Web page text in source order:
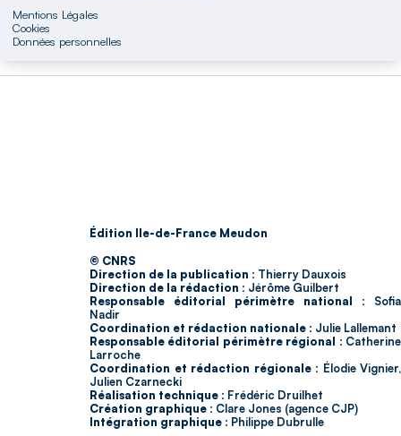
Mentions Légales
Cookies
Données personnelles
Édition Ile-de-France Meudon
© CNRS
Direction de la publication : Thierry Dauxois
Direction de la rédaction : Jérôme Guilbert
Responsable éditorial périmètre national : Sofia
Nadir
Coordination et rédaction nationale : Julie Lallemant
Responsable éditorial périmètre régional : Catherine
Larroche
Coordination et rédaction régionale : Élodie Vignier,
Julien Czarnecki
Réalisation technique : Frédéric Druilhet
Création graphique : Clare Jones (agence CJP)
Intégration graphique : Philippe Dubrulle